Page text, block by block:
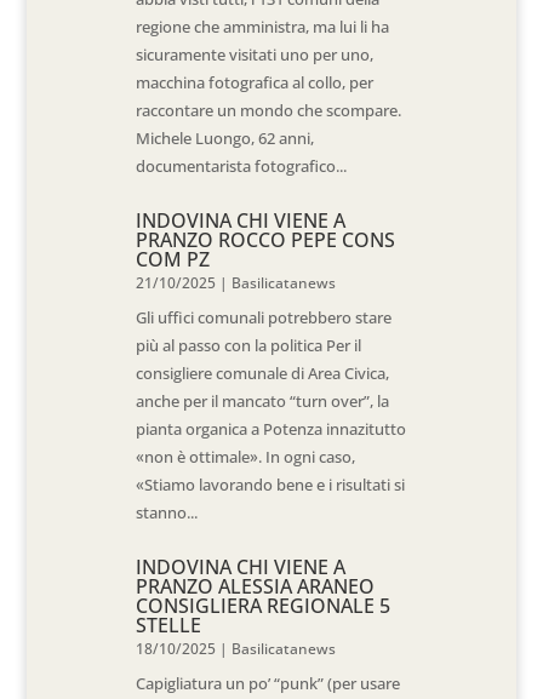
regione che amministra, ma lui li ha
sicuramente visitati uno per uno,
macchina fotografica al collo, per
raccontare un mondo che scompare.
Michele Luongo, 62 anni,
documentarista fotografico...
INDOVINA CHI VIENE A
PRANZO ROCCO PEPE CONS
COM PZ
21/10/2025 | Basilicatanews
Gli uffici comunali potrebbero stare
più al passo con la politica Per il
consigliere comunale di Area Civica,
anche per il mancato “turn over”, la
pianta organica a Potenza innazitutto
«non è ottimale». In ogni caso,
«Stiamo lavorando bene e i risultati si
stanno...
INDOVINA CHI VIENE A
PRANZO ALESSIA ARANEO
CONSIGLIERA REGIONALE 5
STELLE
18/10/2025 | Basilicatanews
Capigliatura un po’ “punk” (per usare